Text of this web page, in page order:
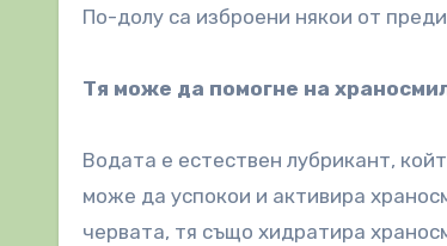
По-долу са изброени някои от
Тя може да помогне на
Водата е естествен лубрикант,
може да успокои и активира
червата, тя също хидратира